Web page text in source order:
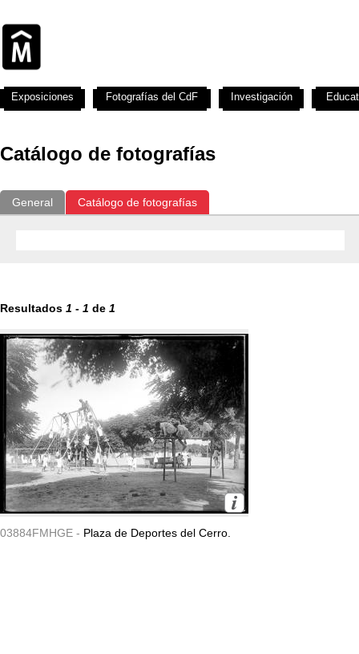
Catálogo de fotografías
General Catálogo de fotografías
Resultados 1 - 1 de 1
03884FMHGE - Plaza de Deportes del Cerro.
Exposiciones Fotografías del CdF Investigación